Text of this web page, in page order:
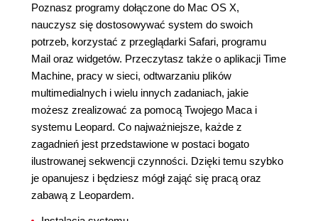
Poznasz programy dołączone do Mac OS X,
nauczysz się dostosowywać system do swoich
potrzeb, korzystać z przeglądarki Safari, programu
Mail oraz widgetów. Przeczytasz także o aplikacji Time
Machine, pracy w sieci, odtwarzaniu plików
multimedialnych i wielu innych zadaniach, jakie
możesz zrealizować za pomocą Twojego Maca i
systemu Leopard. Co najważniejsze, każde z
zagadnień jest przedstawione w postaci bogato
ilustrowanej sekwencji czynności. Dzięki temu szybko
je opanujesz i będziesz mógł zająć się pracą oraz
zabawą z Leopardem.